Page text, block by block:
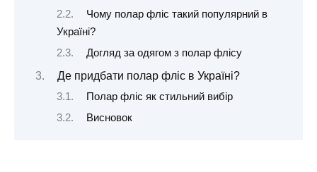
Чому полар фліс такий популярний в
Україні?
Догляд за одягом з полар флісу
Де придбати полар фліс в Україні?
Полар фліс як стильний вибір
Висновок